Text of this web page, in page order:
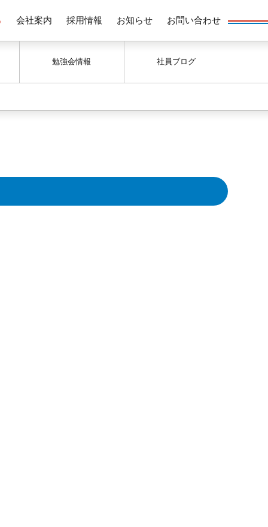
会社案内 採用情報 お知らせ お問い合わせ
勉強会情報 社員ブログ